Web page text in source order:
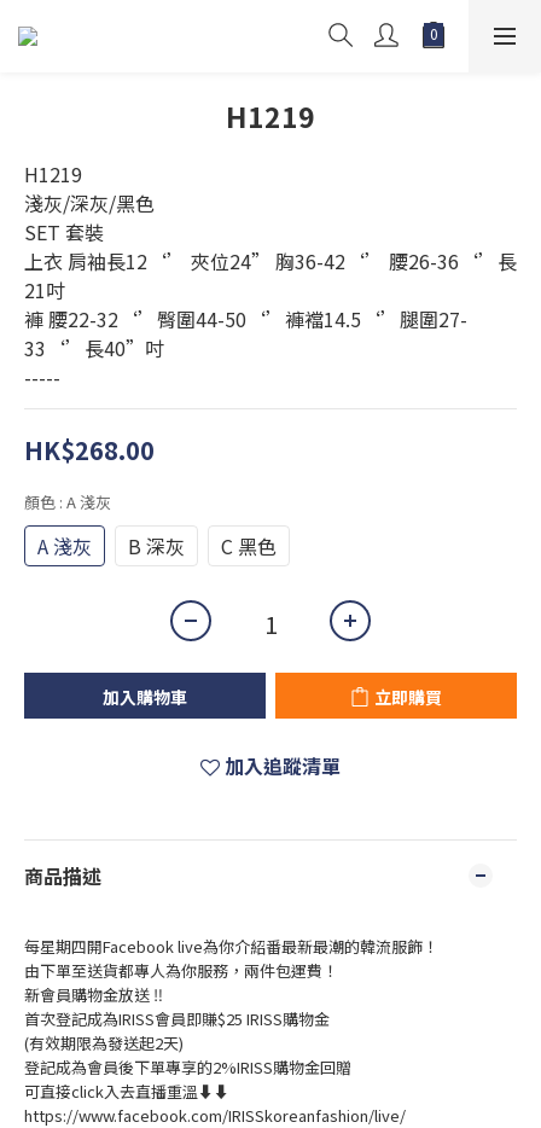
H1219
H1219
淺灰/深灰/黑色
SET 套裝
上衣 肩袖長12‘’ 夾位24” 胸36-42‘’ 腰26-36‘’長
21吋
褲 腰22-32‘’臀圍44-50‘’褲襠14.5‘’腿圍27-
33‘’長40”吋
-----
HK$268.00
顏色 : A 淺灰
A 淺灰 B 深灰 C 黑色
加入購物車 立即購買
加入追蹤清單
商品描述
每星期四開Facebook live為你介紹番最新最潮的韓流服飾！
由下單至送貨都專人為你服務，兩件包運費！
新會員購物金放送 ‼️
首次登記成為IRISS會員即賺$25 IRISS購物金
(有效期限為發送起2天)
登記成為會員後下單專享的2%IRISS購物金回贈
可直接click入去直播重溫⬇⬇
https://www.facebook.com/IRISSkoreanfashion/live/